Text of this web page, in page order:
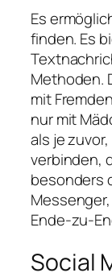
Es
finden. Es
Methoden.
mit
nur mit
als je
verbinden,
besonders
Ende-zu-
Social